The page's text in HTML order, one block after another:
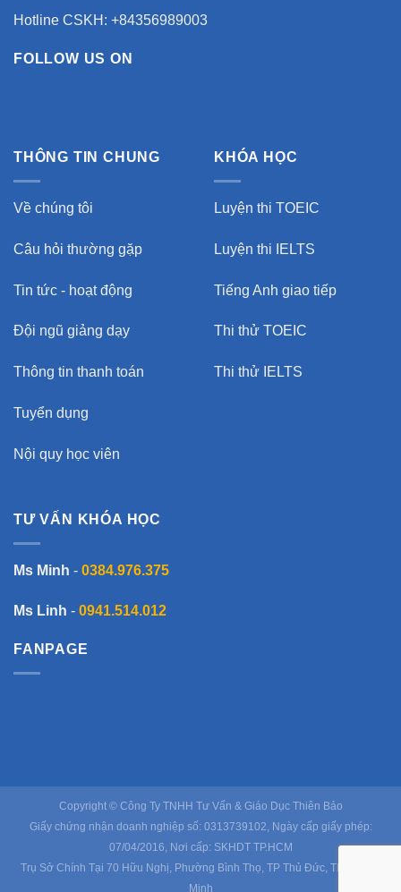
Hotline CSKH: +84356989003
FOLLOW US ON
THÔNG TIN CHUNG
Về chúng tôi
Câu hỏi thường gặp
Tin tức - hoạt động
Đội ngũ giảng dạy
Thông tin thanh toán
Tuyển dụng
Nội quy học viên
KHÓA HỌC
Luyện thi TOEIC
Luyện thi IELTS
Tiếng Anh giao tiếp
Thi thử TOEIC
Thi thử IELTS
TƯ VẤN KHÓA HỌC
Ms Minh - 0384.976.375
Ms Linh - 0941.514.012
FANPAGE
Copyright © Công Ty TNHH Tư Vấn & Giáo Dục Thiên Bảo
Giấy chứng nhận doanh nghiệp số: 0313739102, Ngày cấp giấy phép:
07/04/2016, Nơi cấp: SKHDT TP.HCM
Trụ Sở Chính Tại 70 Hữu Nghị, Phường Bình Thọ, TP Thủ Đức, TP Hồ Chí
Minh